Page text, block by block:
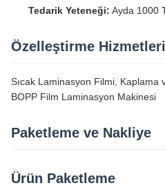
Tedarik Yeteneği: Ayda 1000
Özelleştirme Hizmetleri
Sıcak Laminasyon Filmi, Kaplama
BOPP Film Laminasyon Makinesi
Paketleme ve Nakliye
Ürün Paketleme